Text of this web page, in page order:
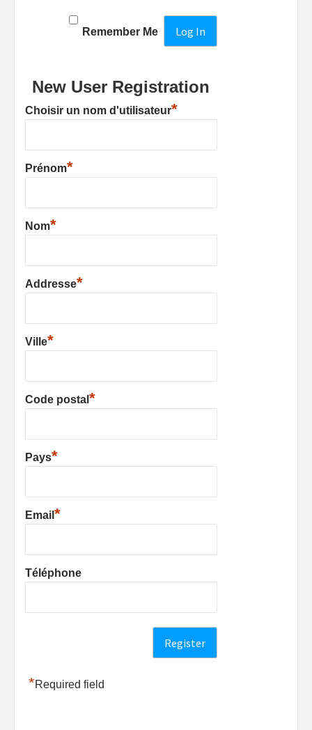
Remember Me
New User Registration
Choisir un nom d'utilisateur*
Prénom*
Nom*
Addresse*
Ville*
Code postal *
Pays*
Email *
Téléphone
*Required field